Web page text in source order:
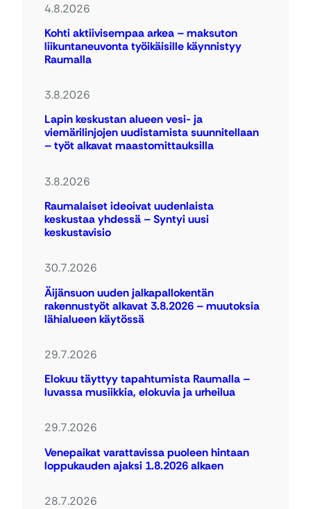
4.8.2026
Kohti aktiivisempaa arkea – maksuton
liikuntaneuvonta työikäisille käynnistyy
Raumalla
3.8.2026
Lapin keskustan alueen vesi- ja
viemärilinjojen uudistamista suunnitellaan
– työt alkavat maastomittauksilla
3.8.2026
Raumalaiset ideoivat uudenlaista
keskustaa yhdessä – Syntyi uusi
keskustavisio
30.7.2026
Äijänsuon uuden jalkapallokentän
rakennustyöt alkavat 3.8.2026 – muutoksia
lähialueen käytössä
29.7.2026
Elokuu täyttyy tapahtumista Raumalla –
luvassa musiikkia, elokuvia ja urheilua
29.7.2026
Venepaikat varattavissa puoleen hintaan
loppukauden ajaksi 1.8.2026 alkaen
28.7.2026